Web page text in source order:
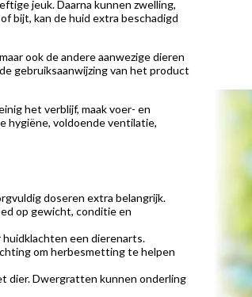
jeuk. Daarna kunnen zwelling,
bijt, kan de huid extra beschadigd
ook de andere aanwezige dieren
gebruiksaanwijzing van het product
het verblijf, maak voer- en
hygiëne, voldoende ventilatie,
doseren extra belangrijk.
op gewicht, conditie en
een dierenarts.
om herbesmetting te helpen
dier. Dwergratten kunnen onderling